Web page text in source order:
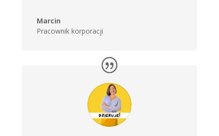
Marcin
Pracownik korporacji